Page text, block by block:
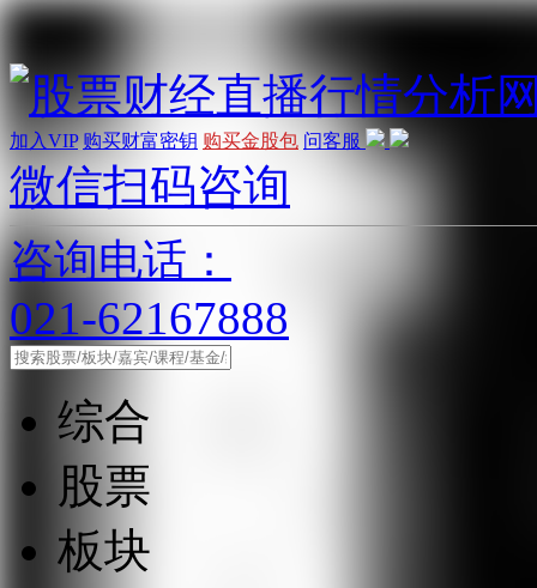
加入VIP 购买财富密钥 购买金股包 问客服
微信扫码咨询
咨询电话：
021-62167888
综合
股票
板块